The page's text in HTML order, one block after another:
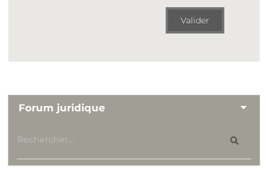
Valider
Forum juridique